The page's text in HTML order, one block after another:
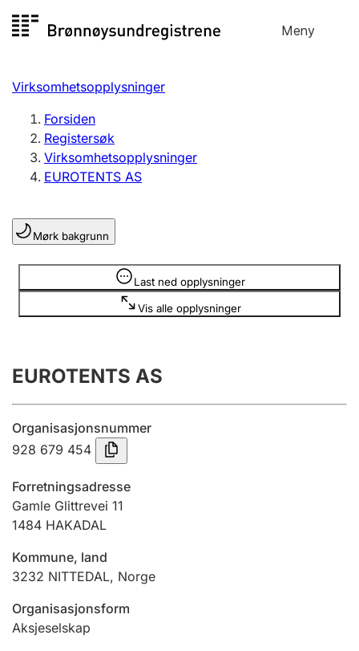
til
Meny
Registersøk
Aksjeselskap
Enkeltpersonforetak
Registrere, endre, slette
Lag og forening
Registrere, endre, slette
Årsregnskap
Innsending og forsinkelsesgebyr
Jeger
Ektepaktveileder
Virksomhetsopplysninger
Forsiden
Registersøk
Virksomhetsopplysninger
EUROTENTS AS
Mørk bakgrunn
Last ned opplysninger
Vis alle opplysninger
Opplysninger er skjult
EUROTENTS AS
Organisasjonsnummer
928 679 454
Forretningsadresse
Gamle Glittrevei 11
1484 HAKADAL
Kommune, land
3232 NITTEDAL, Norge
Organisasjonsform
Aksjeselskap